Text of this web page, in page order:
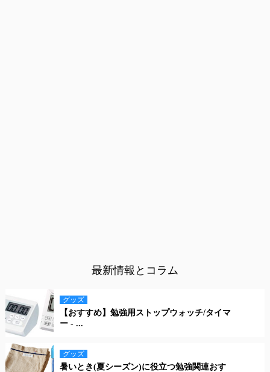
最新情報とコラム
グッズ
【おすすめ】勉強用ストップウォッチ/タイマ
ー - ...
グッズ
暑いとき(夏シーズン)に役立つ勉強関連おす